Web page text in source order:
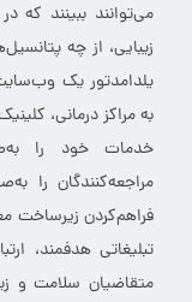
می‌توانند ببینند که
زیبایی، از چه
یلدامدتور یک
به مراکز درمانی،
خدمات خود را
مراجعه‌کنندگان را
فراهم‌کردن زیرساخت
تبلیغاتی هدفمند،
متقاضیان سلامت و